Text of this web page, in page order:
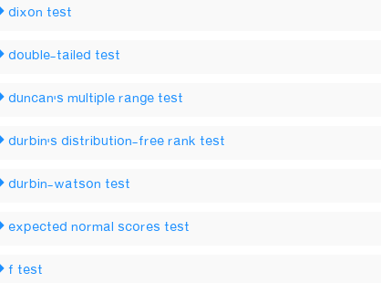
dixon test
double-tailed test
duncan's multiple range test
durbin's distribution-free rank test
durbin-watson test
expected normal scores test
f test